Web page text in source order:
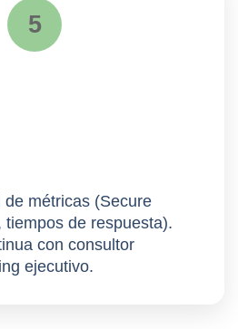
5
métricas (Secure
tiempos de respuesta).
con consultor
ejecutivo.